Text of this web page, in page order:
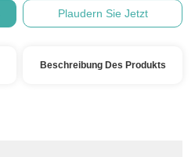
Plaudern Sie Jetzt
Beschreibung Des Produkts